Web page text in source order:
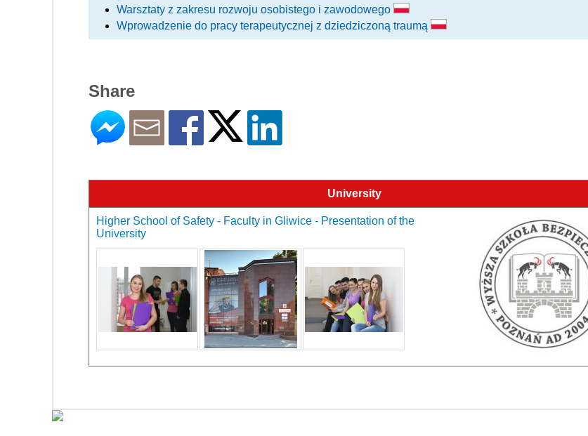
Warsztaty z zakresu rozwoju osobistego i zawodowego
Wprowadzenie do pracy terapeutycznej z dziedziczoną traumą
Share
University
Higher School of Safety - Faculty in Gliwice - Presentation of the
University